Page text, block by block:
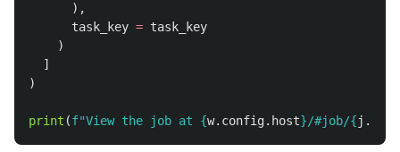
),
task_key = task_key
)
]
)
print (f"View the job at {w. config. host}/#job/{j .